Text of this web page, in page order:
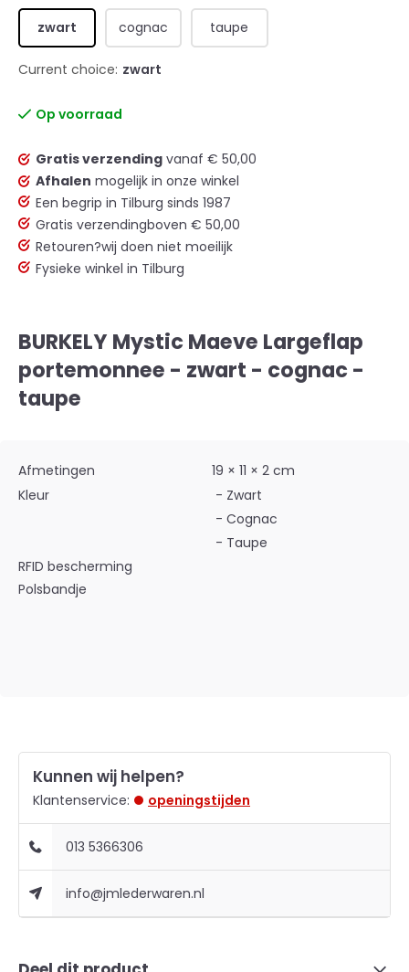
zwart cognac taupe
Current choice: zwart
Op voorraad
Gratis verzending vanaf € 50,00
Afhalen mogelijk in onze winkel
Een begrip in Tilburg sinds 1987
Gratis verzendingboven € 50,00
Retouren?wij doen niet moeilijk
Fysieke winkel in Tilburg
BURKELY Mystic Maeve Largeflap
portemonnee - zwart - cognac -
taupe
Afmetingen
19 × 11 × 2 cm
Kleur
- Zwart
- Cognac
- Taupe
RFID bescherming
Polsbandje
Kunnen wij helpen?
Klantenservice: openingstijden
013 5366306
info@jmlederwaren.nl